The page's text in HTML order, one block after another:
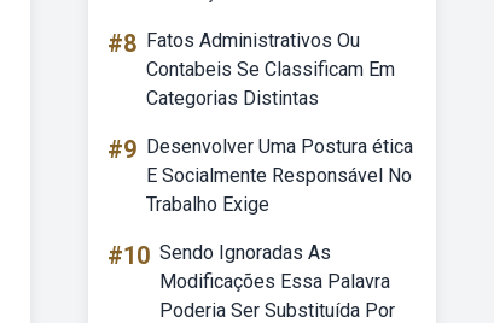
#8 Fatos Administrativos Ou
Contabeis Se Classificam Em
Categorias Distintas
#9 Desenvolver Uma Postura ética
E Socialmente Responsável No
Trabalho Exige
#10 Sendo Ignoradas As
Modificações Essa Palavra
Poderia Ser Substituída Por